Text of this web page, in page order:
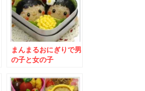
まんまるおにぎりで男
の子と女の子